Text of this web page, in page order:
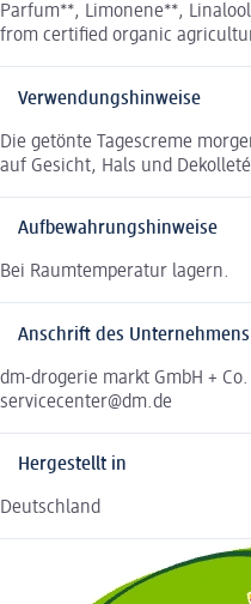
Parfum**, Limonene**,
from certified organic
Verwendungshinweise
Die getönte Tagescreme
auf Gesicht, Hals und
Aufbewahrungshinweise
Bei Raumtemperatur lagern.
Anschrift des Unternehmens
dm-drogerie markt GmbH +
servicecenter@dm.de
Hergestellt in
Deutschland